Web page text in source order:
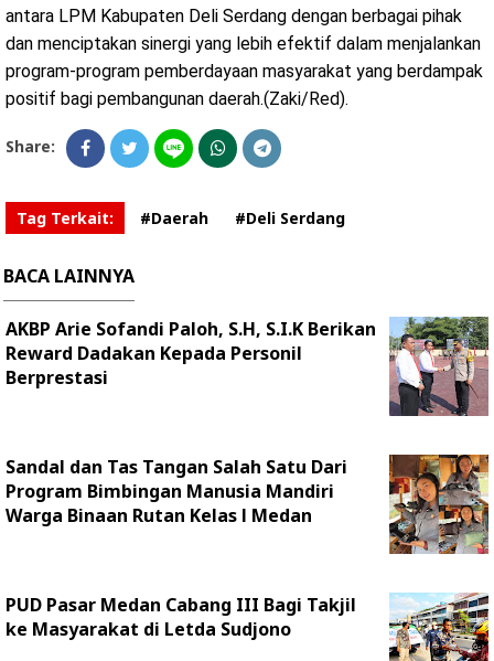
antara LPM Kabupaten Deli Serdang dengan berbagai pihak
dan menciptakan sinergi yang lebih efektif dalam menjalankan
program-program pemberdayaan masyarakat yang berdampak
positif bagi pembangunan daerah.(Zaki/Red).
Share:
Tag Terkait: #Daerah #Deli Serdang
BACA LAINNYA
AKBP Arie Sofandi Paloh, S.H, S.I.K Berikan
Reward Dadakan Kepada Personil
Berprestasi
Sandal dan Tas Tangan Salah Satu Dari
Program Bimbingan Manusia Mandiri
Warga Binaan Rutan Kelas l Medan
PUD Pasar Medan Cabang III Bagi Takjil
ke Masyarakat di Letda Sudjono